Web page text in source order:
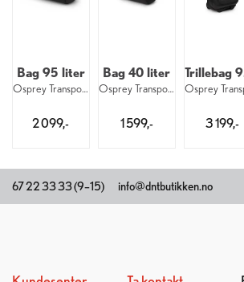
Bag 95 liter
Osprey Transporter 95 1073
2 099,-
Bag 40 liter
Osprey Transporter 40 1073
1 599,- 3 199,-
67 22 33 33 (9–15) info@dntbutikken.no